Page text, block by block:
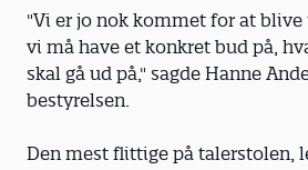
"Vi er jo nok kommet for at
vi må have et konkret bud på,
skal gå ud på," sagde Hanne
bestyrelsen.
Den mest flittige på talerstolen,